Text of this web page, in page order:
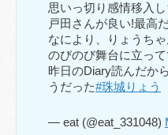
思いっ切り感情移入
戸田さんが良い!最高
なにより、りょうちゃ
のびのび舞台に立っ
昨日のDiary読んだか
うだった#珠城りょう
— eat (@eat_331048)